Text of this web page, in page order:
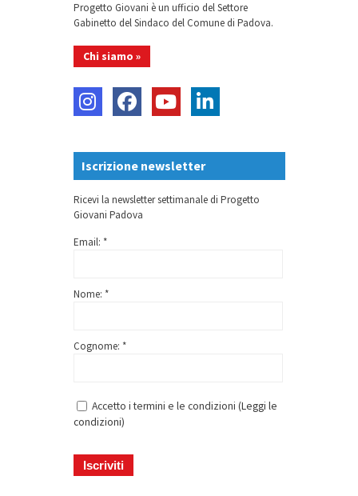
Progetto Giovani è un ufficio del Settore
Gabinetto del Sindaco del Comune di Padova.
Chi siamo »
Iscrizione newsletter
Ricevi la newsletter settimanale di Progetto
Giovani Padova
Email: *
Nome: *
Cognome: *
Accetto i termini e le condizioni (Leggi le
condizioni)